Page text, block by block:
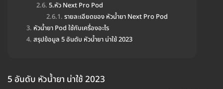
5.หัว Next Pro Pod
รายละเอียดของ หัวน้ำยา Next Pro Pod
หัวน้ำยา Pod ใช้กับเครื่องอะไร
สรุปข้อมูล 5 อันดับ หัวน้ำยา น่าใช้ 2023
5 อันดับ หัวน้ำยา น่าใช้ 2023